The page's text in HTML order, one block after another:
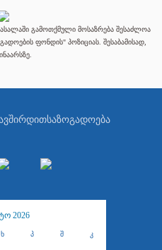
გამოთქმული მოსაზრება შესაძლოა
ფონდის" პოზიციას. შესაბამისად,
საზოგადოება
2026
ხ პ შ კ